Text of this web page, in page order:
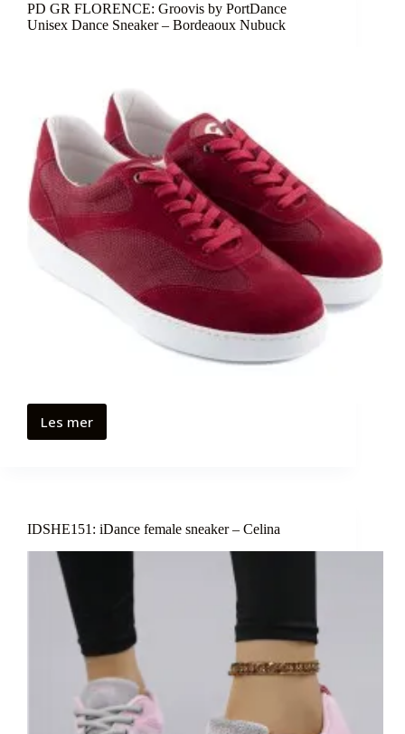
PD GR FLORENCE: Groovis by PortDance
Unisex Dance Sneaker – Bordeaoux Nubuck
Les mer
IDSHE151: iDance female sneaker – Celina